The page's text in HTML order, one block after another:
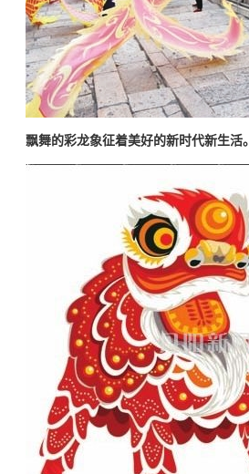
飘舞的彩龙象征着美好的新时代新生活。